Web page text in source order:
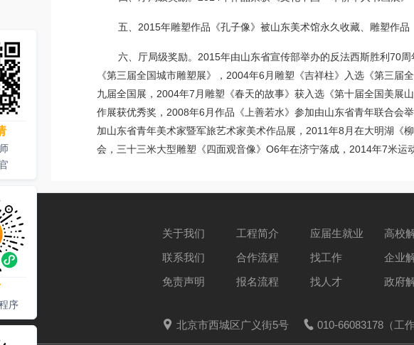
五、2015年雕塑作品《孔子像》被山东美术馆永久收藏、雕塑作品
六、厅局级奖励。2015年由山东省宣传部举办的反法西斯胜利70
《第三届全国城市雕塑展》，2004年6月雕塑《吉祥柱》入选《第三
九届全国展，2004年7月雕塑《春天的故事》获入选《第十届全国美展
作展获优秀奖，2008年6月作品《上善若水》参加由山东省青年联合会
加山东省青年美术家暨军旅艺术家美术作品展，2011年8月在大明湖《
会，三十三米大型雕塑《四面观音像》O6年在济宁落成，2014年7米运
关于我们 工程简介 应届生就业 高校
联系我们
合作流程 找工作 企业
免责声明
报名流程 找人才 政府
北京市西城区广义街5号 010-66083178（工
序